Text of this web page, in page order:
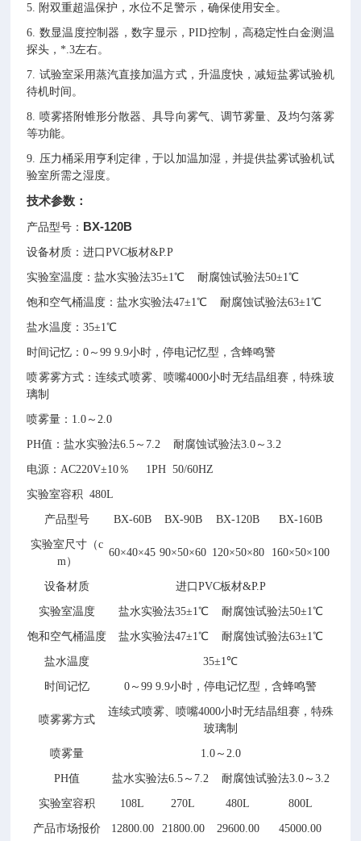
5. 附双重超温保护，水位不足警示，确保使用安全。
6. 数显温度控制器，数字显示，PID控制，高稳定性白金测温
探头，*.3左右。
7. 试验室采用蒸汽直接加温方式，升温度快，减短盐雾试验机
待机时间。
8. 喷雾搭附锥形分散器、具导向雾气、调节雾量、及均匀落雾
等功能。
9. 压力桶采用亨利定律，于以加温加湿，并提供盐雾试验机试
验室所需之湿度。
技术参数：
产品型号： BX-120B
设备材质：进口PVC板材&P.P
实验室温度：盐水实验法35±1℃ 耐腐蚀试验法50±1℃
饱和空气桶温度：盐水实验法47±1℃ 耐腐蚀试验法63±1℃
盐水温度：35±1℃
时间记忆：0～99 9.9小时，停电记忆型，含蜂鸣警
喷雾雾方式：连续式喷雾、喷嘴4000小时无结晶组赛，特殊玻
璃制
喷雾量：1.0～2.0
PH值：盐水实验法6.5～7.2 耐腐蚀试验法3.0～3.2
电源：AC220V±10％ 1PH 50/60HZ
实验室容积 480L
产品型号 BX-60B BX-90B BX-120B BX-160B
实验室尺寸（c
m）
60×40×45 90×50×60 120×50×80 160×50×100
设备材质 进口PVC板材&P.P
实验室温度 盐水实验法35±1℃ 耐腐蚀试验法50±1℃
饱和空气桶温度 盐水实验法47±1℃ 耐腐蚀试验法63±1℃
盐水温度 35±1℃
时间记忆 0～99 9.9小时，停电记忆型，含蜂鸣警
喷雾雾方式
连续式喷雾、喷嘴4000小时无结晶组赛，特殊
玻璃制
喷雾量 1.0～2.0
PH值 盐水实验法6.5～7.2 耐腐蚀试验法3.0～3.2
实验室容积 108L 270L 480L 800L
产品市场报价 12800.00 21800.00 29600.00 45000.00